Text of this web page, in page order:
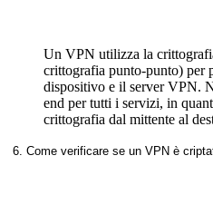
Un VPN utilizza la
crittografia punto-punto) per
dispositivo e il server VPN.
end per tutti i servizi, in
crittografia dal mittente al
6. Come verificare se un VPN è